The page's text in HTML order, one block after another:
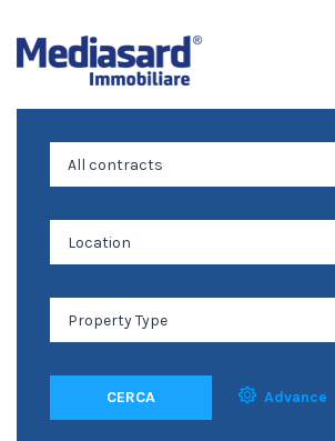
CERCA Advance